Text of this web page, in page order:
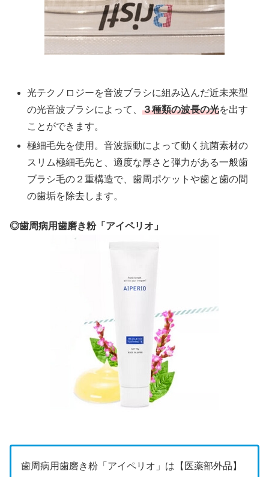
光テクノロジーを音波ブラシに組み込んだ近未来型
の光音波ブラシによって、３種類の波長の光を出す
ことができます。
極細毛先を使用。音波振動によって動く抗菌素材の
スリム極細毛先と、適度な厚さと弾力がある一般歯
ブラシ毛の２重構造で、歯周ポケットや歯と歯の間
の歯垢を除去します。
◎歯周病用歯磨き粉「アイペリオ」
歯周病用歯磨き粉「アイペリオ」は【医薬部外品】